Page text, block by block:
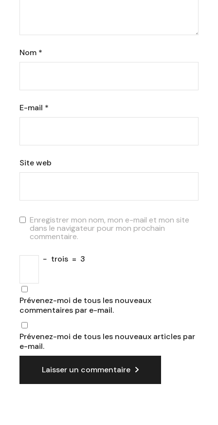
Nom *
E-mail *
Site web
Enregistrer mon nom, mon e-mail et mon site
dans le navigateur pour mon prochain
commentaire.
− trois = 3
Prévenez-moi de tous les nouveaux
commentaires par e-mail.
Prévenez-moi de tous les nouveaux articles par
e-mail.
Laisser un commentaire